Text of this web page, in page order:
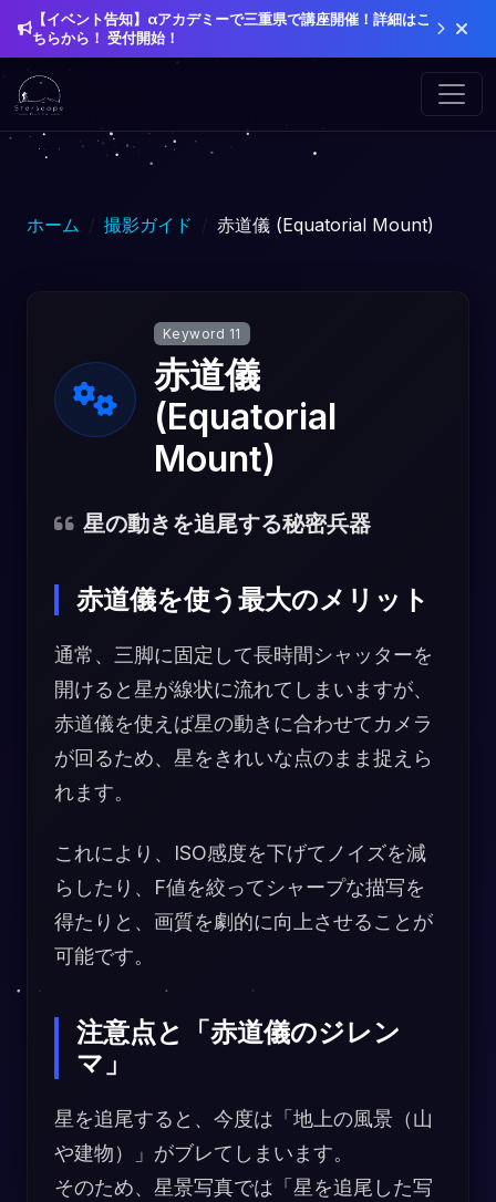
【イベント告知】αアカデミーで三重県で講座開催！詳細はこ
ちらから！ 受付開始！
ホーム 撮影ガイド 赤道儀 (Equatorial Mount)
Keyword 11
赤道儀
(Equatorial
Mount)
星の動きを追尾する秘密兵器
赤道儀を使う最大のメリット
通常、三脚に固定して長時間シャッターを
開けると星が線状に流れてしまいますが、
赤道儀を使えば星の動きに合わせてカメラ
が回るため、星をきれいな点のまま捉えら
れます。
これにより、ISO感度を下げてノイズを減
らしたり、F値を絞ってシャープな描写を
得たりと、画質を劇的に向上させることが
可能です。
注意点と「赤道儀のジレン
マ」
星を追尾すると、今度は「地上の風景（山
や建物）」がブレてしまいます。
そのため、星景写真では「星を追尾した写